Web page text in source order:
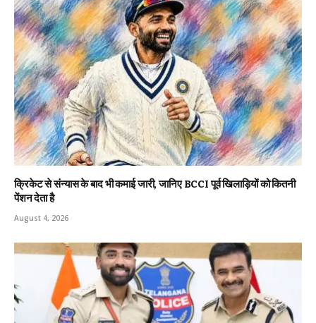
क्रिकेट से संन्यास के बाद भी कमाई जारी, जानिए BCCI पूर्व खिलाड़ियों को कितनी
पेंशन देता है
August 4, 2026